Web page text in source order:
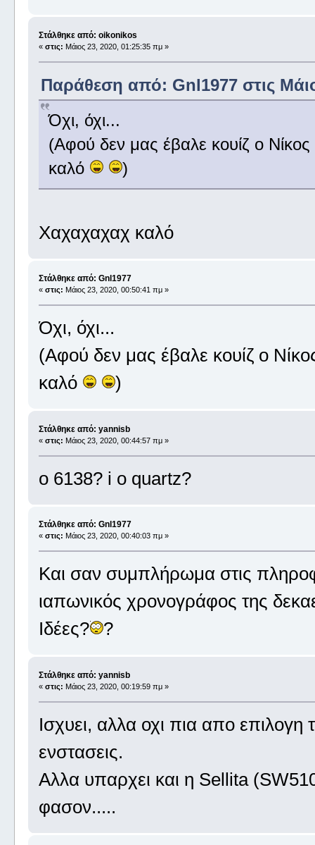
Στάλθηκε από: oikonikos
« στις: Μάιος 23, 2020, 01:25:35 πμ »
Παράθεση από: Gnl1977 στις
Όχι, όχι...
(Αφού δεν μας έβαλε κουίζ ο
καλό
)
Χαχαχαχαχ καλό
Στάλθηκε από: Gnl1977
« στις: Μάιος 23, 2020, 00:50:41 πμ »
Όχι, όχι...
(Αφού δεν μας έβαλε κουίζ ο
καλό
)
Στάλθηκε από: yannisb
« στις: Μάιος 23, 2020, 00:44:57 πμ »
o 6138? i o quartz?
Στάλθηκε από: Gnl1977
« στις: Μάιος 23, 2020, 00:40:03 πμ »
Και σαν συμπλήρωμα στις
ιαπωνικός χρονογράφος της
Ιδέες?
?
Στάλθηκε από: yannisb
« στις: Μάιος 23, 2020, 00:19:59 πμ »
Ισχυει, αλλα οχι πια απο
ενστασεις.
Αλλα υπαρχει και η Sellita
φασον.....